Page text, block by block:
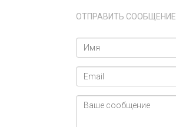
ОТПРАВИТЬ СООБЩЕНИЕ